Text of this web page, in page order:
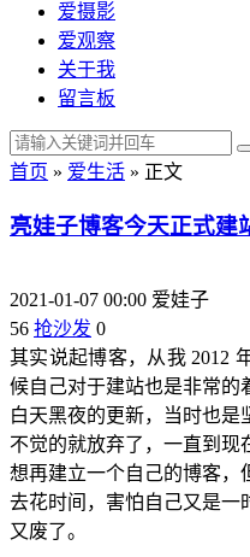
爱摄影
爱观察
关于我
留言板
首页 » 爱生活 » 正文
亮娃子博客今天正式建
2021-01-07 00:00 爱娃子
56 抢沙发 0
其实说起博客，从我 2012
候自己对于建站也是非常的
白天黑夜的更新，当时也是
不觉的就放弃了，一直到现
想再建立一个自己的博客，
去花时间，害怕自己又是一
又废了。